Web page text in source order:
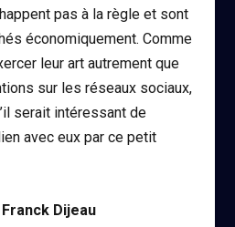
pas à la règle et sont
économiquement. Comme
leur art autrement que
sur les réseaux sociaux,
serait intéressant de
avec eux par ce petit
Franck Dijeau